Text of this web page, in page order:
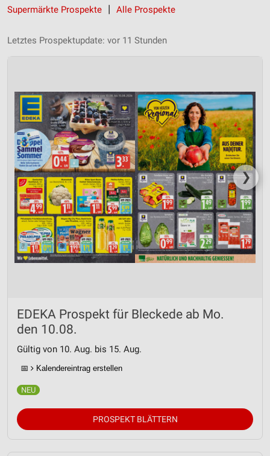
Supermärkte Prospekte
Alle Prospekte
Letztes Prospektupdate: vor 11 Stunden
❯
EDEKA Prospekt für Bleckede ab Mo.
den 10.08.
Gültig von 10. Aug. bis 15. Aug.
📅 Kalendereintrag erstellen
PROSPEKT BLÄTTERN